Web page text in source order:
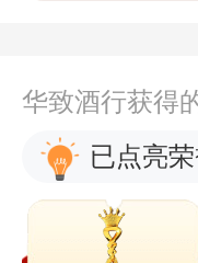
华致酒行获得
已点亮